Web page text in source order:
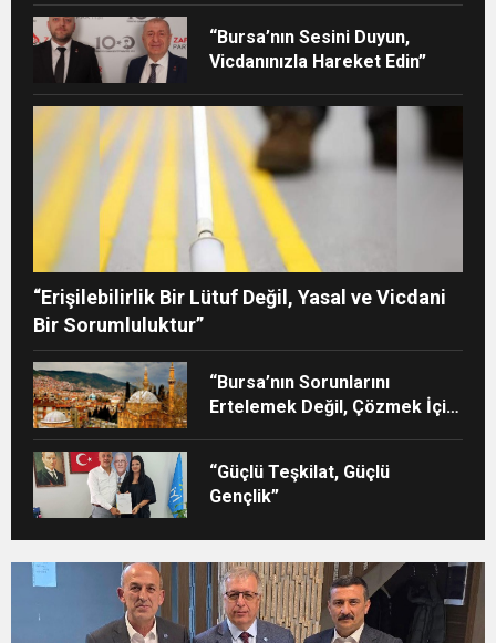
“Bursa’nın Sesini Duyun,
Vicdanınızla Hareket Edin”
“Erişilebilirlik Bir Lütuf Değil, Yasal ve Vicdani
Bir Sorumluluktur”
“Bursa’nın Sorunlarını
Ertelemek Değil, Çözmek İçin
“Güçlü Teşkilat, Güçlü
Gençlik”